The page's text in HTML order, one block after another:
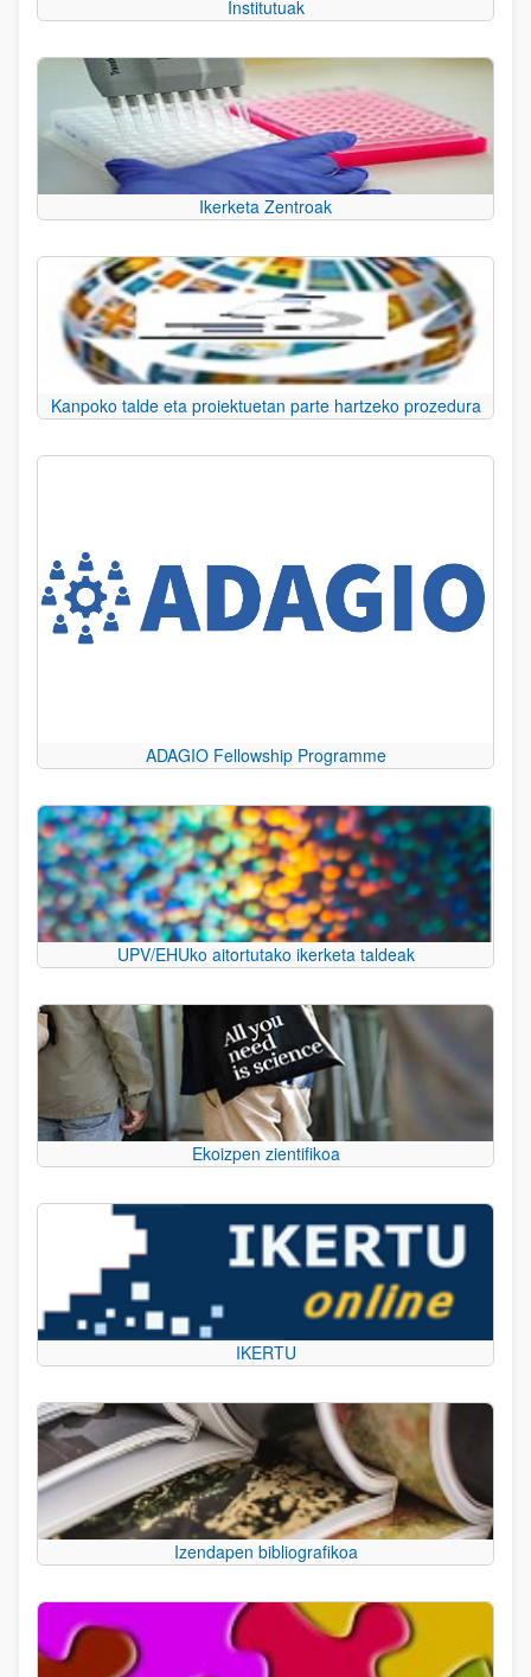
Institutuak
Ikerketa Zentroak
Kanpoko talde eta proiektuetan parte hartzeko prozedura
ADAGIO Fellowship Programme
UPV/EHUko aitortutako ikerketa taldeak
Ekoizpen zientifikoa
IKERTU
Izendapen bibliografikoa